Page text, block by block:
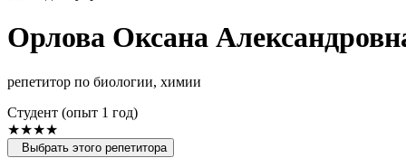
Орлова Оксана
репетитор по биологии, химии
Cтудент (опыт 1 год)
★★★★
Выбрать этого репетитора